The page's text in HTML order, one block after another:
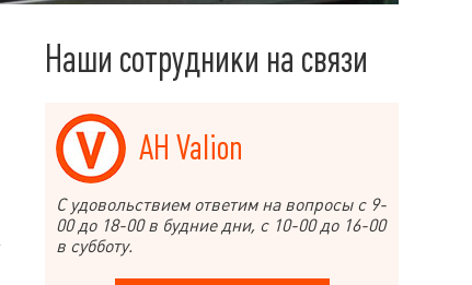
Наши сотрудники на связи
АН Valion
С удовольствием ответим на вопросы с 9-
00 до 18-00 в будние дни, с 10-00 до 16-00
в субботу.